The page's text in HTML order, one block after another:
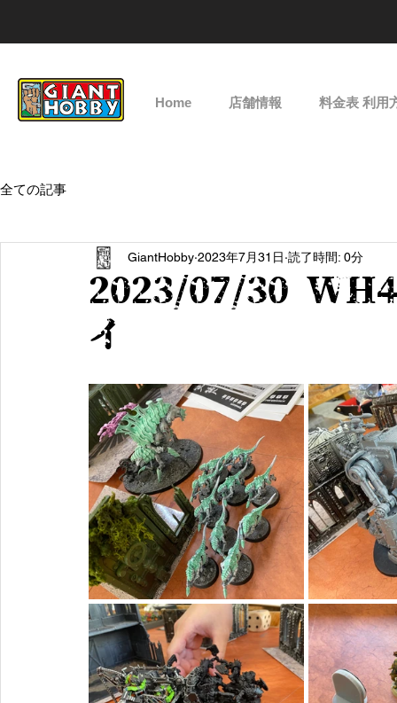
Home 店舗情報 料金表 利用
全ての記事
2023/07/30
イ
GiantHobby 2023年7月31日 読了時間: 0分